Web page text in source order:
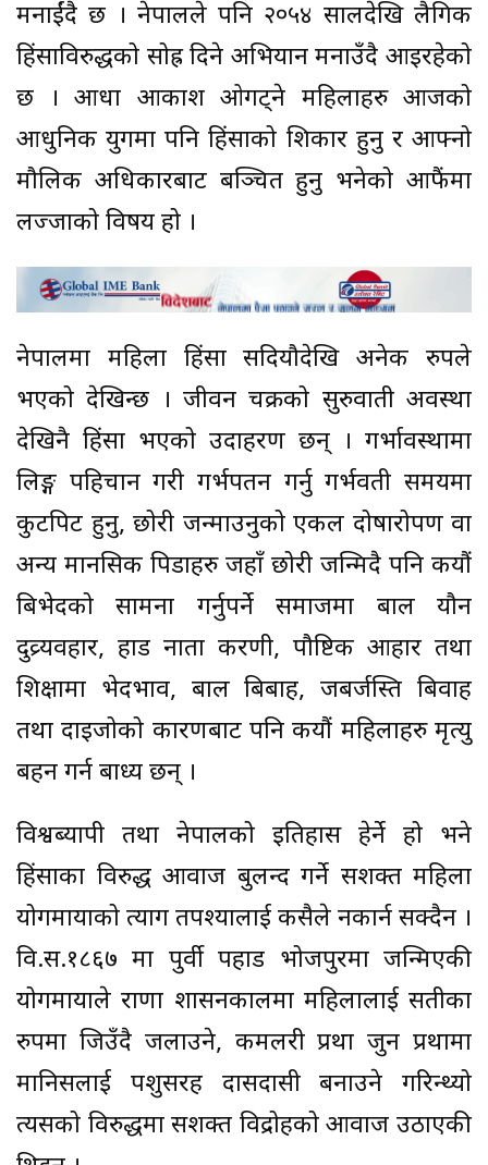
मनाईंदै छ । नेपालले पनि २०५४ सालदेखि लैगिक
हिंसाविरुद्धको सोह्र दिने अभियान मनाउँदै आइरहेको
छ । आधा आकाश ओगट्ने महिलाहरु आजको
आधुनिक युगमा पनि हिंसाको शिकार हुनु र आफ्नो
मौलिक अधिकारबाट बञ्चित हुनु भनेको आफैंमा
लज्जाको विषय हो ।
नेपालमा महिला हिंसा सदियौदेखि अनेक रुपले
भएको देखिन्छ । जीवन चक्रको सुरुवाती अवस्था
देखिनै हिंसा भएको उदाहरण छन् । गर्भावस्थामा
लिङ्ग पहिचान गरी गर्भपतन गर्नु गर्भवती समयमा
कुटपिट हुनु, छोरी जन्माउनुको एकल दोषारोपण वा
अन्य मानसिक पिडाहरु जहाँ छोरी जन्मिदै पनि कयौं
बिभेदको सामना गर्नुपर्ने समाजमा बाल यौन
दुव्र्यवहार, हाड नाता करणी, पौष्टिक आहार तथा
शिक्षामा भेदभाव, बाल बिबाह, जबर्जस्ति बिवाह
तथा दाइजोको कारणबाट पनि कयौं महिलाहरु मृत्यु
बहन गर्न बाध्य छन् ।
विश्वब्यापी तथा नेपालको इतिहास हेर्ने हो भने
हिंसाका विरुद्ध आवाज बुलन्द गर्ने सशक्त महिला
योगमायाको त्याग तपश्यालाई कसैले नकार्न सक्दैन ।
वि.स.१८६७ मा पुर्वी पहाड भोजपुरमा जन्मिएकी
योगमायाले राणा शासनकालमा महिलालाई सतीका
रुपमा जिउँदै जलाउने, कमलरी प्रथा जुन प्रथामा
मानिसलाई पशुसरह दासदासी बनाउने गरिन्थ्यो
त्यसको विरुद्धमा सशक्त विद्रोहको आवाज उठाएकी